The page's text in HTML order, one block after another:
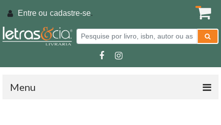
Entre ou cadastre-se.
Menu